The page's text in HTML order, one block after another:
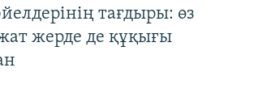
тағдыры: өз
жерде де құқығы